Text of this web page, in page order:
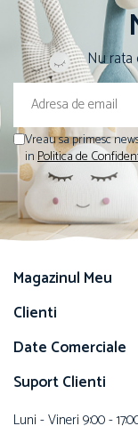
Nu
Vreau sa primesc
inPolitica de
Magazinul Meu
Clienti
Date Comerciale
Suport Clienti
Luni - Vineri 9:00 -